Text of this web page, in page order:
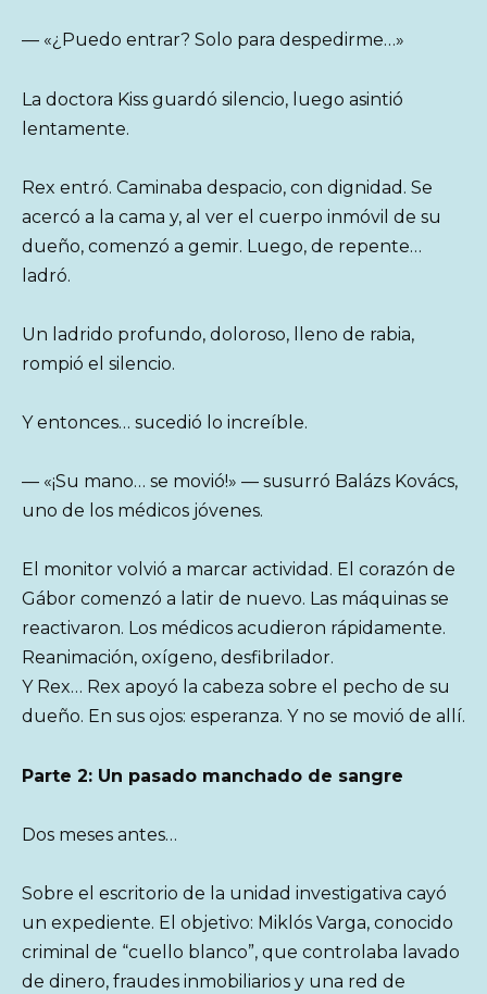
— «¿Puedo entrar? Solo para despedirme…»
La doctora Kiss guardó silencio, luego asintió
lentamente.
Rex entró. Caminaba despacio, con dignidad. Se
acercó a la cama y, al ver el cuerpo inmóvil de su
dueño, comenzó a gemir. Luego, de repente…
ladró.
Un ladrido profundo, doloroso, lleno de rabia,
rompió el silencio.
Y entonces… sucedió lo increíble.
— «¡Su mano… se movió!» — susurró Balázs Kovács,
uno de los médicos jóvenes.
El monitor volvió a marcar actividad. El corazón de
Gábor comenzó a latir de nuevo. Las máquinas se
reactivaron. Los médicos acudieron rápidamente.
Reanimación, oxígeno, desfibrilador.
Y Rex… Rex apoyó la cabeza sobre el pecho de su
dueño. En sus ojos: esperanza. Y no se movió de allí.
Parte 2: Un pasado manchado de sangre
Dos meses antes…
Sobre el escritorio de la unidad investigativa cayó
un expediente. El objetivo: Miklós Varga, conocido
criminal de “cuello blanco”, que controlaba lavado
de dinero, fraudes inmobiliarios y una red de